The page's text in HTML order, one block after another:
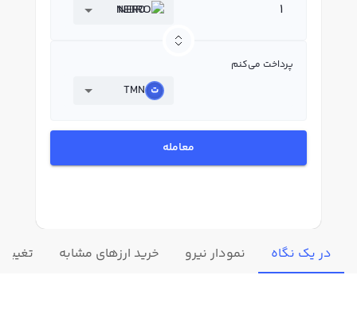
NEIRO
پرداخت می‌کنم
TMN
معامله
در یک نگاه نمودار نیرو خرید ارزهای مشابه